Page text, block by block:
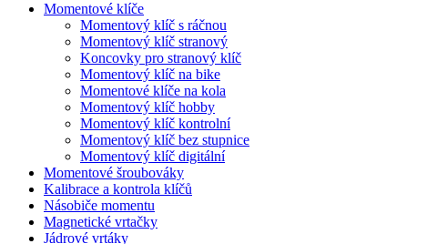
Momentové klíče
Momentový klíč s ráčnou
Momentový klíč stranový
Koncovky pro stranový klíč
Momentový klíč na bike
Momentové klíče na kola
Momentový klíč hobby
Momentový klíč kontrolní
Momentový klíč bez stupnice
Momentový klíč digitální
Momentové šroubováky
Kalibrace a kontrola klíčů
Násobiče momentu
Magnetické vrtačky
Jádrové vrtáky